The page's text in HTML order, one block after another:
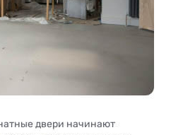
двери начинают